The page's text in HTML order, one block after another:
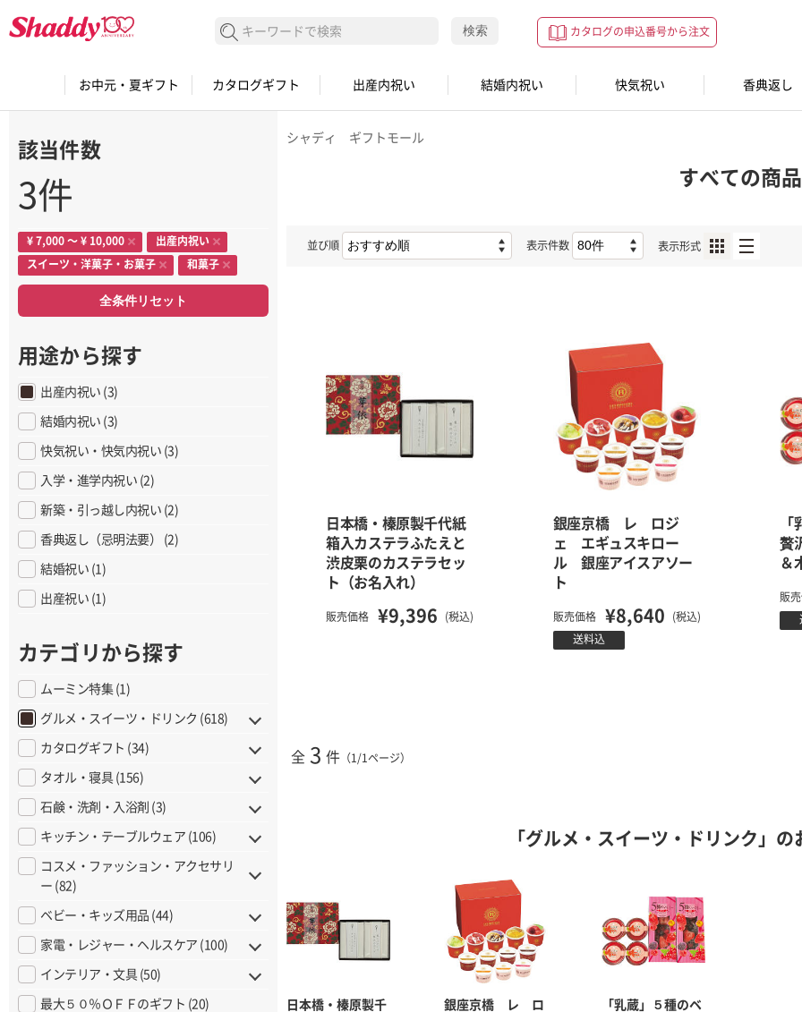
カタログの申込番号から注文
検索する 検索
お中元・夏ギフト カタログギフト 出産内祝い 結婚内祝い 快気祝い 香典返し
シャディ ギフトモール
すべての商品
並び順 表示件数 表示形式
日本橋・榛原製千代紙
箱入カステラふたえと
渋皮栗のカステラセッ
ト（お名入れ）
販売価格 ¥9,396 (税込)
銀座京橋 レ ロジ
ェ エギュスキロー
ル 銀座アイスアソー
ト
販売価格 ¥8,640 (税込)
送料込
贅
＆
販
全 3 件 （1/1ページ）
「グルメ・スイーツ・ドリンク」
日本橋・榛原製千
銀座京橋 レ ロ
「乳蔵」５種のベ
該当件数
3件
¥ 7,000 〜 ¥ 10,000 出産内祝い
スイーツ・洋菓子・お菓子 和菓子
全条件リセット
用途から探す
出産内祝い (3)
結婚内祝い (3)
快気祝い・快気内祝い (3)
入学・進学内祝い (2)
新築・引っ越し内祝い (2)
香典返し（忌明法要） (2)
結婚祝い (1)
出産祝い (1)
カテゴリから探す
ムーミン特集 (1)
グルメ・スイーツ・ドリンク (618)
カタログギフト (34)
タオル・寝具 (156)
石鹸・洗剤・入浴剤 (3)
キッチン・テーブルウェア (106)
コスメ・ファッション・アクセサリ
ー (82)
ベビー・キッズ用品 (44)
家電・レジャー・ヘルスケア (100)
インテリア・文具 (50)
最大５０％ＯＦＦのギフト (20)